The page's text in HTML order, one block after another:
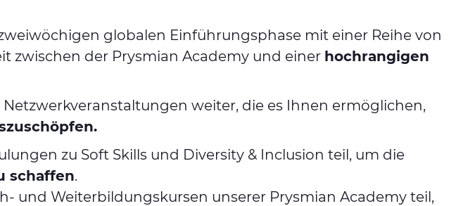
globalen Einführungsphase mit einer Reihe von
zwischen der Prysmian Academy und einer hochrangigen
weiter, die es Ihnen ermöglichen,
zu Soft Skills und Diversity & Inclusion teil, um die
schaffen.
und Weiterbildungskursen unserer Prysmian Academy teil,